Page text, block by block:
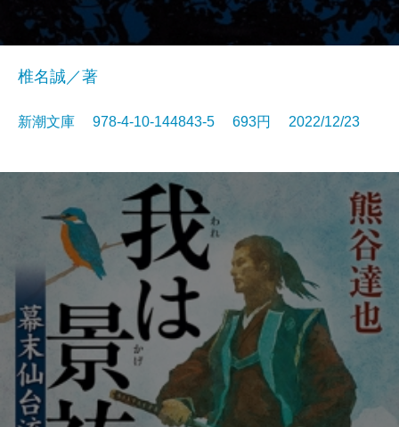
椎名誠／著
新潮文庫 978-4-10-144843-5 693円 2022/12/23